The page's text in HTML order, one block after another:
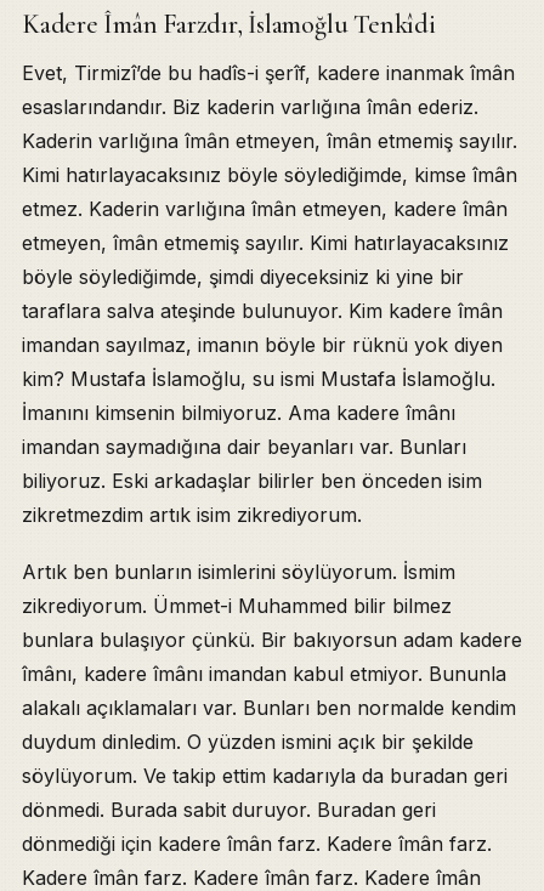
Kadere Îmân Farzdır, İslamoğlu Tenkîdi
Evet, Tirmizî’de bu hadîs-i şerîf, kadere inanmak îmân
esaslarındandır. Biz kaderin varlığına îmân ederiz.
Kaderin varlığına îmân etmeyen, îmân etmemiş sayılır.
Kimi hatırlayacaksınız böyle söylediğimde, kimse îmân
etmez. Kaderin varlığına îmân etmeyen, kadere îmân
etmeyen, îmân etmemiş sayılır. Kimi hatırlayacaksınız
böyle söylediğimde, şimdi diyeceksiniz ki yine bir
taraflara salva ateşinde bulunuyor. Kim kadere îmân
imandan sayılmaz, imanın böyle bir rüknü yok diyen
kim? Mustafa İslamoğlu, su ismi Mustafa İslamoğlu.
İmanını kimsenin bilmiyoruz. Ama kadere îmânı
imandan saymadığına dair beyanları var. Bunları
biliyoruz. Eski arkadaşlar bilirler ben önceden isim
zikretmezdim artık isim zikrediyorum.
Artık ben bunların isimlerini söylüyorum. İsmim
zikrediyorum. Ümmet-i Muhammed bilir bilmez
bunlara bulaşıyor çünkü. Bir bakıyorsun adam kadere
îmânı, kadere îmânı imandan kabul etmiyor. Bununla
alakalı açıklamaları var. Bunları ben normalde kendim
duydum dinledim. O yüzden ismini açık bir şekilde
söylüyorum. Ve takip ettim kadarıyla da buradan geri
dönmedi. Burada sabit duruyor. Buradan geri
dönmediği için kadere îmân farz. Kadere îmân farz.
Kadere îmân farz. Kadere îmân farz. Kadere îmân